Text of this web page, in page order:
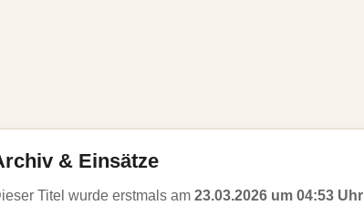
& Einsätze
Titel wurde erstmals am 23.03.2026 um 04:53 Uhr